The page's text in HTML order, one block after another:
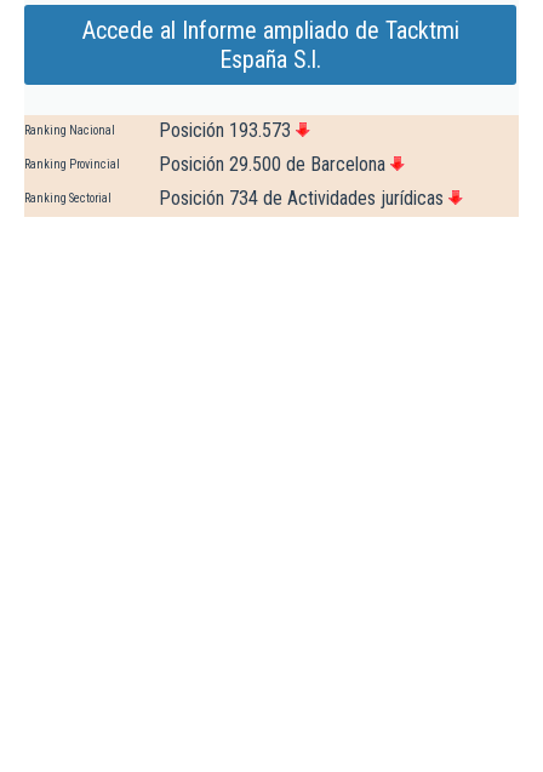
Accede al Informe ampliado de Tacktmi
España S.l.
Ranking Nacional Posición 193.573
Ranking Provincial Posición 29.500 de Barcelona
Ranking Sectorial Posición 734 de Actividades jurídicas